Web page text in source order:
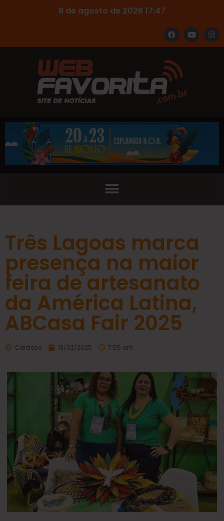
8 de agosto de 2026 17:47
Três Lagoas marca
presença na maior
feira de artesanato
da América Latina,
ABCasa Fair 2025
Cardoso 13/02/2025 7:55 am